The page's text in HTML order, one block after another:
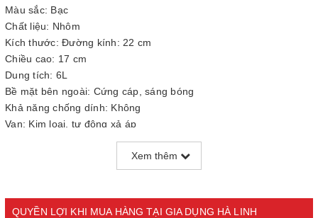
Màu sắc: Bạc
Chất liệu: Nhôm
Kích thước: Đường kính: 22 cm
Chiều cao: 17 cm
Dung tích: 6L
Bề mặt bên ngoài: Cứng cáp, sáng bóng
Khả năng chống dính: Không
Van: Kim loại, tự động xả áp
Gioăng: Cao su siêu bền
Thương hiệu: SUNHOUSE
Xem thêm
QUYỀN LỢI KHI MUA HÀNG TẠI GIA DỤNG HÀ LINH